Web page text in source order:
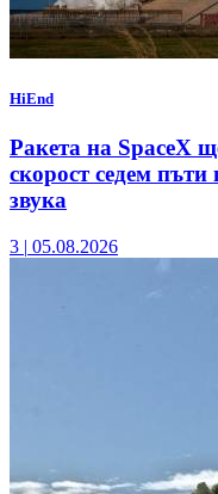
HiEnd
Ракета на SpaceX
скорост седем
звука
3 | 05.08.2026